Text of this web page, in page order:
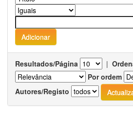
Resultados/Página |
Por ordem
Autores/Registo